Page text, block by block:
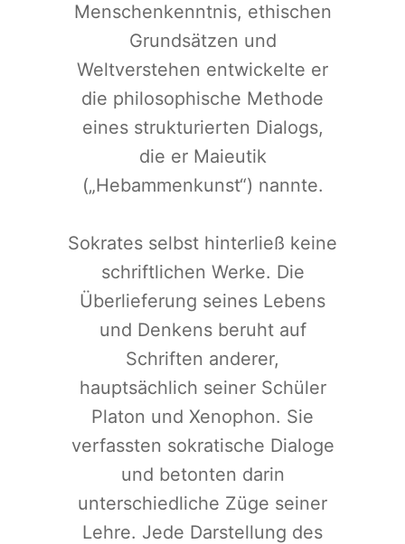
Menschenkenntnis, ethischen
Grundsätzen und
Weltverstehen entwickelte er
die philosophische Methode
eines strukturierten Dialogs,
die er Maieutik
(„Hebammenkunst“) nannte.
Sokrates selbst hinterließ keine
schriftlichen Werke. Die
Überlieferung seines Lebens
und Denkens beruht auf
Schriften anderer,
hauptsächlich seiner Schüler
Platon und Xenophon. Sie
verfassten sokratische Dialoge
und betonten darin
unterschiedliche Züge seiner
Lehre. Jede Darstellung des